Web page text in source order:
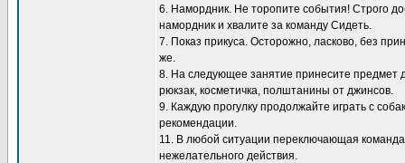
6. Намордник. Не торопите события! Строго
намордник и хвалите за команду Сидеть.
7. Показ прикуса. Осторожно, ласково, без
же.
8. На следующее занятие принесите предмет
рюкзак, косметичка, полштанины от джинсов.
9. Каждую прогулку продолжайте играть с
рекомендации.
11. В любой ситуации переключающая
нежелательного действия.